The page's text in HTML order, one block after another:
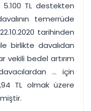
TL destekten
temerrüde
tarihinden
birlikte davalıdan
vekili bedel artırım
... için
TL olmak üzere